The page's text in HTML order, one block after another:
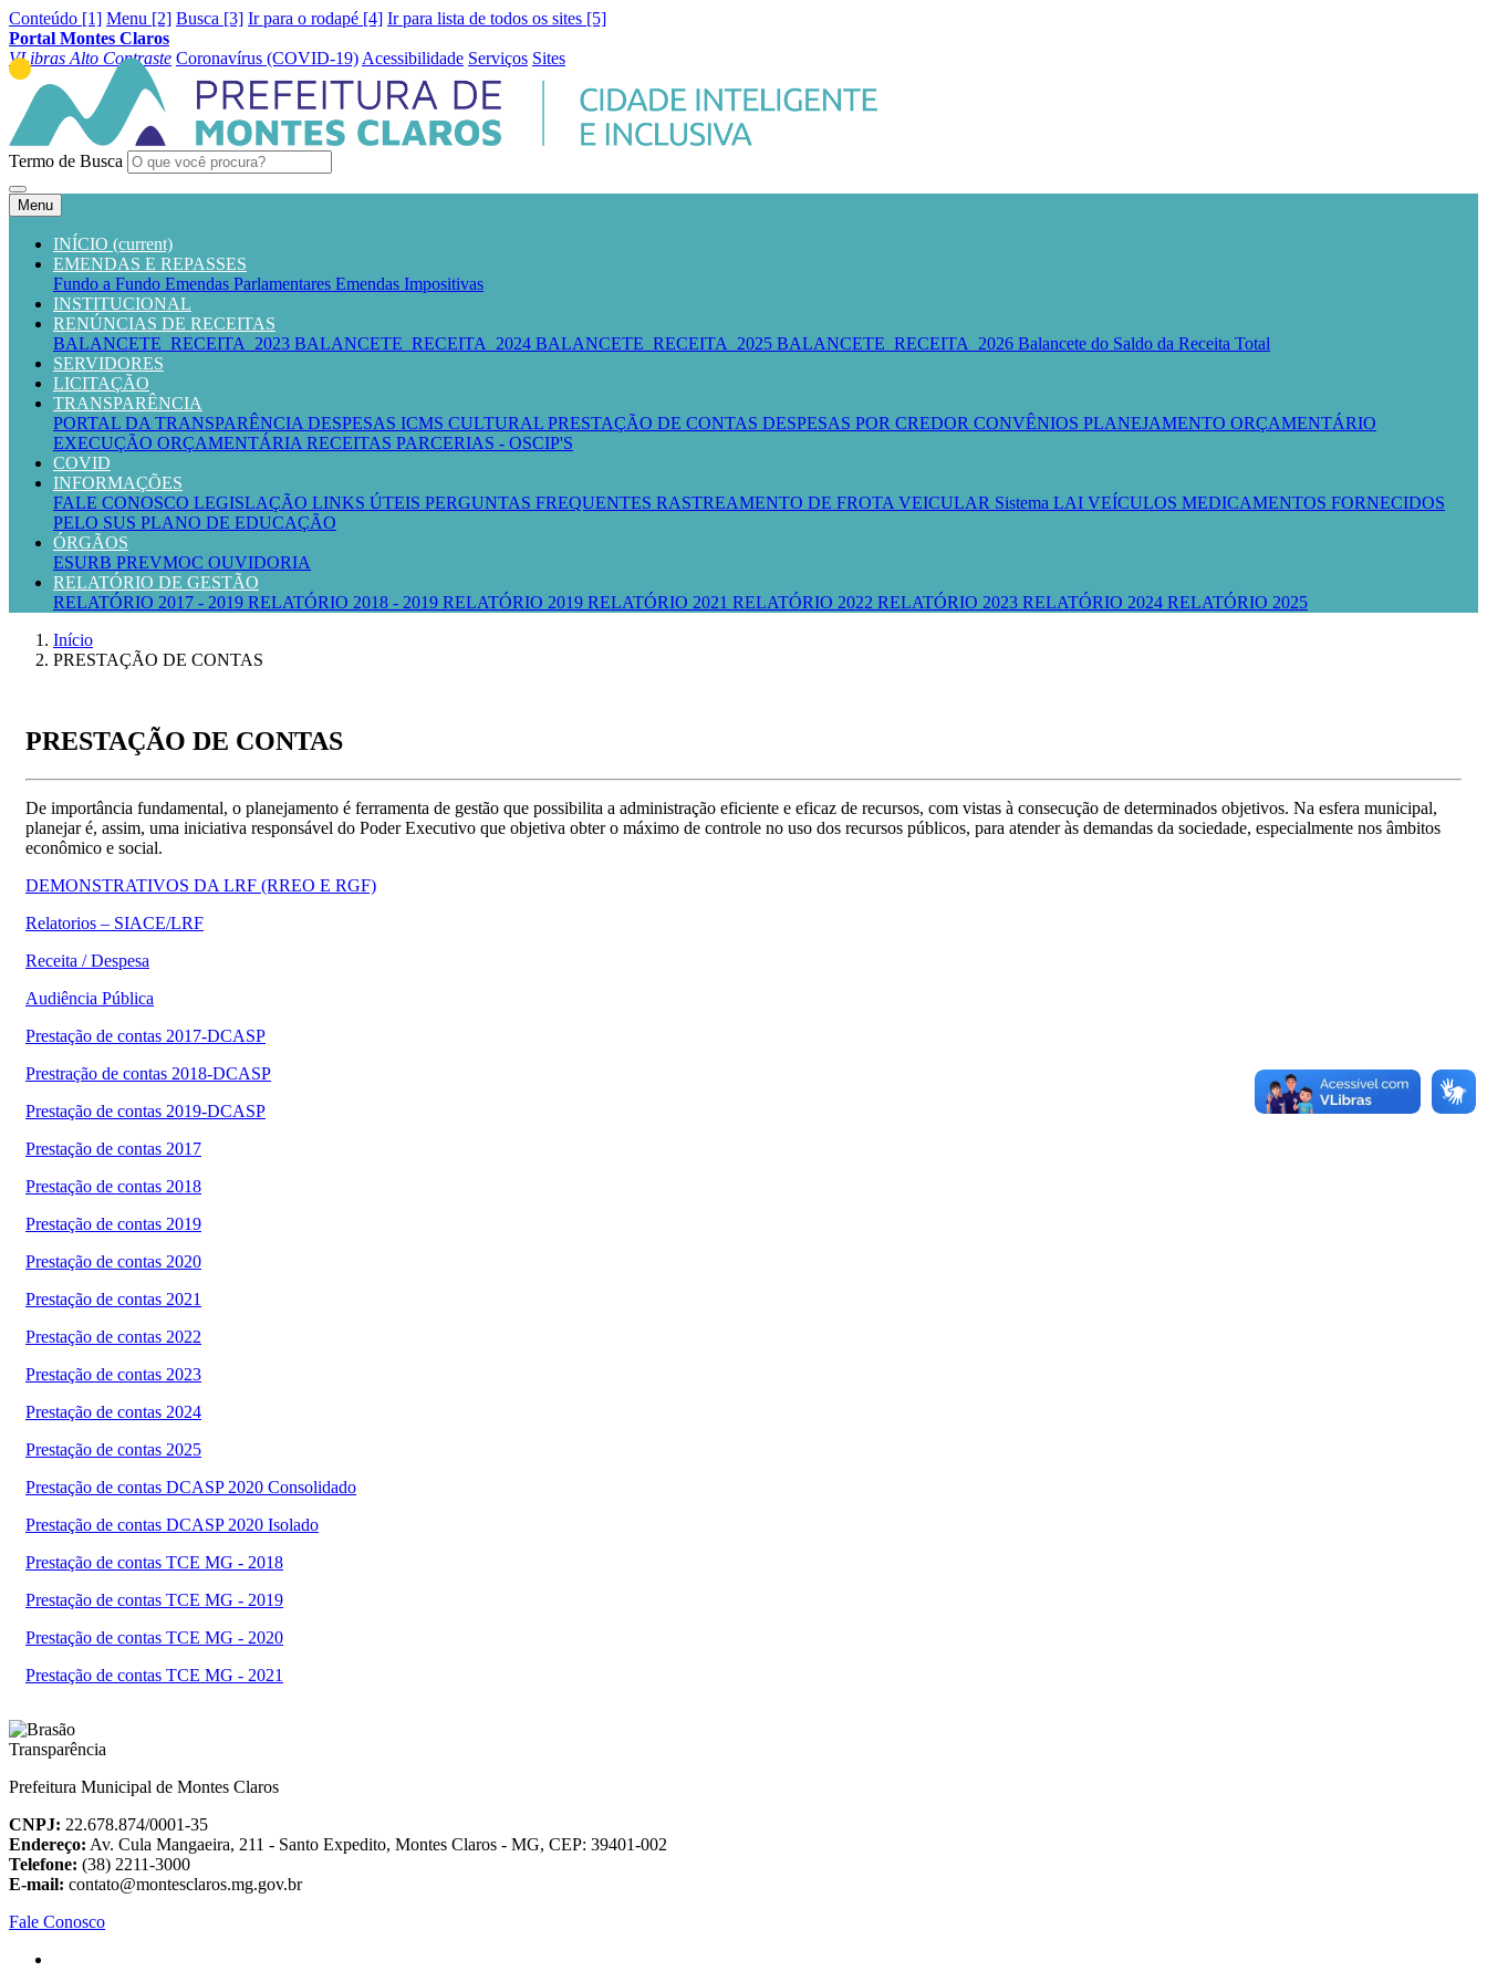
Conteúdo [1] Menu [2] Busca [3] Ir para o rodapé [4] Ir para lista de todos os sites [5]
Portal Montes Claros
VLibras Alto Contraste Coronavírus (COVID-19) Acessibilidade Serviços Sites
Termo de Busca
Menu
INÍCIO (current)
EMENDAS E REPASSES
Fundo a Fundo Emendas Parlamentares Emendas Impositivas
INSTITUCIONAL
RENÚNCIAS DE RECEITAS
BALANCETE_RECEITA_2023 BALANCETE_RECEITA_2024 BALANCETE_RECEITA_2025 BALANCETE_RECEITA_2026 Balancete do Saldo da Receita Total
SERVIDORES
LICITAÇÃO
TRANSPARÊNCIA
PORTAL DA TRANSPARÊNCIA DESPESAS ICMS CULTURAL PRESTAÇÃO DE CONTAS DESPESAS POR CREDOR CONVÊNIOS PLANEJAMENTO ORÇAMENTÁRIO
EXECUÇÃO ORÇAMENTÁRIA RECEITAS PARCERIAS - OSCIP'S
COVID
INFORMAÇÕES
FALE CONOSCO LEGISLAÇÃO LINKS ÚTEIS PERGUNTAS FREQUENTES RASTREAMENTO DE FROTA VEICULAR Sistema LAI VEÍCULOS MEDICAMENTOS FORNECIDOS
PELO SUS PLANO DE EDUCAÇÃO
ÓRGÃOS
ESURB PREVMOC OUVIDORIA
RELATÓRIO DE GESTÃO
RELATÓRIO 2017 - 2019 RELATÓRIO 2018 - 2019 RELATÓRIO 2019 RELATÓRIO 2021 RELATÓRIO 2022 RELATÓRIO 2023 RELATÓRIO 2024 RELATÓRIO 2025
Início
PRESTAÇÃO DE CONTAS
PRESTAÇÃO DE CONTAS
De importância fundamental, o planejamento é ferramenta de gestão que possibilita a administração eficiente e eficaz de recursos, com vistas à consecução de determinados objetivos. Na esfera municipal,
planejar é, assim, uma iniciativa responsável do Poder Executivo que objetiva obter o máximo de controle no uso dos recursos públicos, para atender às demandas da sociedade, especialmente nos âmbitos
econômico e social.
DEMONSTRATIVOS DA LRF (RREO E RGF)
Relatorios – SIACE/LRF
Receita / Despesa
Audiência Pública
Prestação de contas 2017-DCASP
Prestração de contas 2018-DCASP
Prestação de contas 2019-DCASP
Prestação de contas 2017
Prestação de contas 2018
Prestação de contas 2019
Prestação de contas 2020
Prestação de contas 2021
Prestação de contas 2022
Prestação de contas 2023
Prestação de contas 2024
Prestação de contas 2025
Prestação de contas DCASP 2020 Consolidado
Prestação de contas DCASP 2020 Isolado
Prestação de contas TCE MG - 2018
Prestação de contas TCE MG - 2019
Prestação de contas TCE MG - 2020
Prestação de contas TCE MG - 2021
Prefeitura Municipal de Montes Claros
CNPJ: 22.678.874/0001-35
Endereço: Av. Cula Mangaeira, 211 - Santo Expedito, Montes Claros - MG, CEP: 39401-002
Telefone: (38) 2211-3000
E-mail: contato@montesclaros.mg.gov.br
Fale Conosco